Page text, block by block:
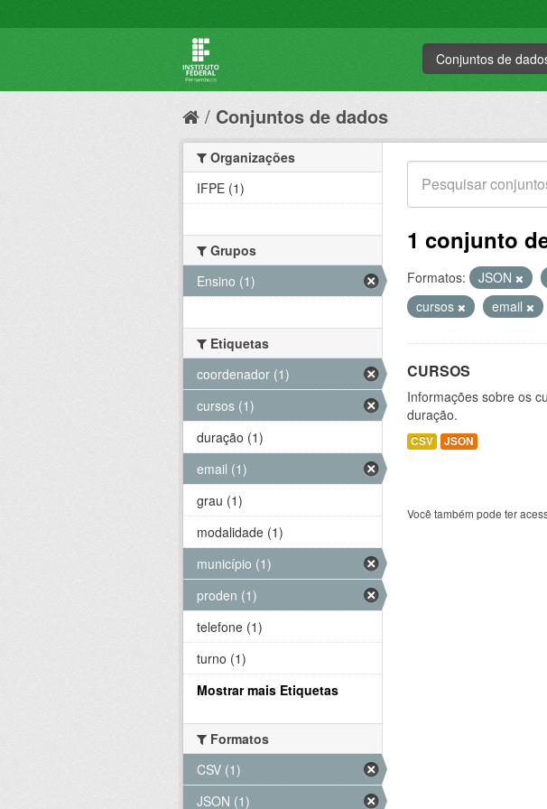
Conjuntos de
Conjuntos de dados
1 conjunto
Formatos: JSON
cursos
email
CURSOS
Informações sobre os
duração.
CSV JSON
Você também pode ter
Organizações
IFPE (1)
Grupos
Ensino (1)
Etiquetas
coordenador (1)
cursos (1)
duração (1)
email (1)
grau (1)
modalidade (1)
município (1)
proden (1)
telefone (1)
turno (1)
Mostrar mais Etiquetas
Formatos
CSV (1)
JSON (1)